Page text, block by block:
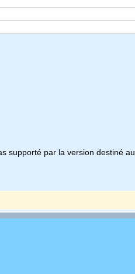
supporté par la version destiné au